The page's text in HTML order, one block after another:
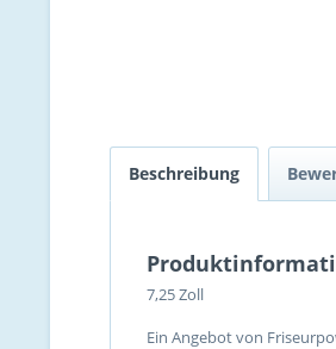
Beschreibung
7,25 Zoll
Ein Angebot von